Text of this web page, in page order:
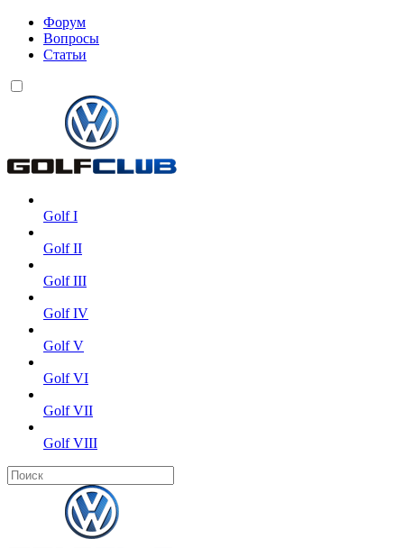
Форум
Вопросы
Статьи
Golf I
Golf II
Golf III
Golf IV
Golf V
Golf VI
Golf VII
Golf VIII